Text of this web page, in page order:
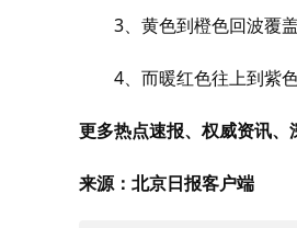
3、黄色到橙色回波覆
4、而暖红色往上到紫
更多热点速报、权威资讯
来源：北京日报客户端